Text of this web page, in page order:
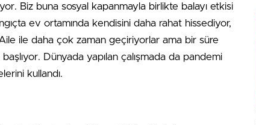
Biz buna sosyal kapanmayla birlikte balayı etkisi
ev ortamında kendisini daha rahat hissediyor,
ile daha çok zaman geçiriyorlar ama bir süre
Dünyada yapılan çalışmada da pandemi
kullandı.